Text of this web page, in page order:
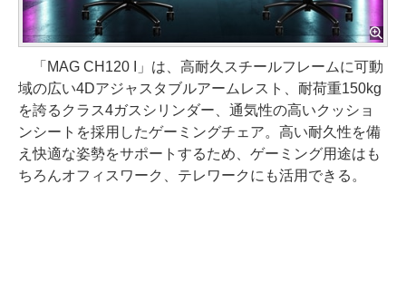
「MAG CH120 I」は、高耐久スチールフレームに可動
域の広い4Dアジャスタブルアームレスト、耐荷重150kg
を誇るクラス4ガスシリンダー、通気性の高いクッショ
ンシートを採用したゲーミングチェア。高い耐久性を備
え快適な姿勢をサポートするため、ゲーミング用途はも
ちろんオフィスワーク、テレワークにも活用できる。